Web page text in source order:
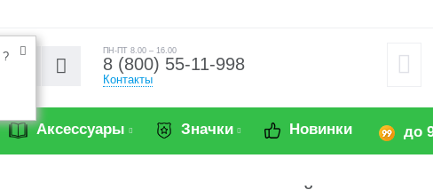
? ПН-ПТ 8.00 – 16.00
8 (800) 55-11-998
Контакты
Аксессуары Значки Новинки до